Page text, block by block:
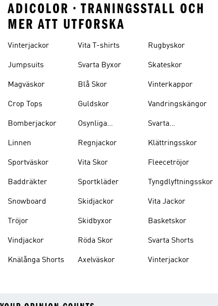
ADICOLOR • TRANINGSSTALL OCH
MER ATT UTFORSKA
Vinterjackor
Jumpsuits
Magväskor
Crop Tops
Bomberjackor
Linnen
Sportväskor
Baddräkter
Snowboard
Tröjor
Vindjackor
Knälånga Shorts
Vita T-shirts
Svarta Byxor
Blå Skor
Guldskor
Osynliga
Regnjackor
Vita Skor
Sportkläder
Skidjackor
Skidbyxor
Röda Skor
Axelväskor
Rugbyskor
Skateskor
Vinterkappor
Vandringskängor
Svarta
Klättringsskor
Fleecetröjor
Tyngdlyftningsskor
Vita Jackor
Basketskor
Svarta Shorts
Vinterjackor